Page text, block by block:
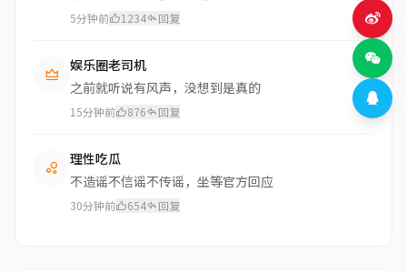
5分钟前 1234 回复
娱乐圈老司机
之前就听说有风声，没想到是真的
15分钟前 876 回复
理性吃瓜
不造谣不信谣不传谣，坐等官方回应
30分钟前 654 回复